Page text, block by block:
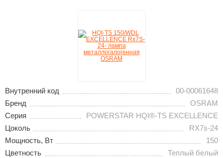
Внутренний код
00-00061648
Бренд
OSRAM
Серия
POWERSTAR HQI®-TS EXCELLENCE
Цоколь
RX7s-24
Мощность, Вт
150
Цветность
Теплый белый